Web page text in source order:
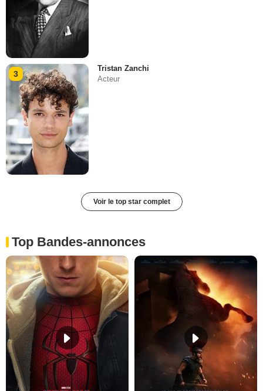
3
Tristan Zanchi
Acteur
Voir le top star complet
Top Bandes-annonces